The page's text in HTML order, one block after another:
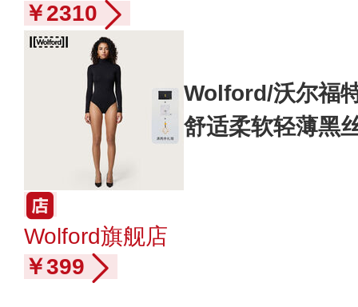
￥2310
Wolford/沃尔福
舒适柔软轻薄黑
Wolford旗舰店
￥399